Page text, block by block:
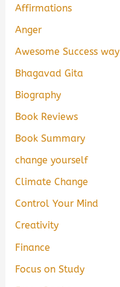
Affirmations
Anger
Awesome Success way
Bhagavad Gita
Biography
Book Reviews
Book Summary
change yourself
Climate Change
Control Your Mind
Creativity
Finance
Focus on Study